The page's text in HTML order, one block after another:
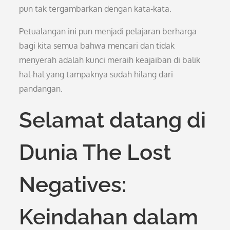
pun tak tergambarkan dengan kata-kata.
Petualangan ini pun menjadi pelajaran berharga
bagi kita semua bahwa mencari dan tidak
menyerah adalah kunci meraih keajaiban di balik
hal-hal yang tampaknya sudah hilang dari
pandangan.
Selamat datang di
Dunia The Lost
Negatives:
Keindahan dalam